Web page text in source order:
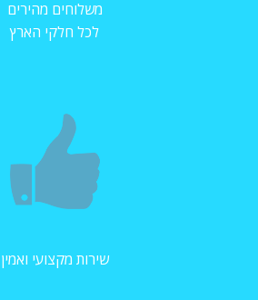
משלוחים מהירים
לכל חלקי הארץ
שירות מקצועי ואמין